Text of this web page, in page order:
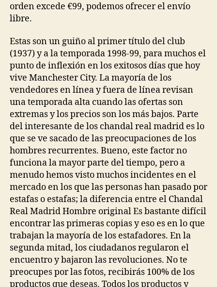
orden excede €99, podemos ofrecer el envío
libre.
Estas son un guiño al primer título del club
(1937) y a la temporada 1998-99, para muchos el
punto de inflexión en los exitosos días que hoy
vive Manchester City. La mayoría de los
vendedores en línea y fuera de línea revisan
una temporada alta cuando las ofertas son
extremas y los precios son los más bajos. Parte
del interesante de los chandal real madrid es lo
que se ve sacado de las preocupaciones de los
hombres recurrentes. Bueno, este factor no
funciona la mayor parte del tiempo, pero a
menudo hemos visto muchos incidentes en el
mercado en los que las personas han pasado por
estafas o estafas; la diferencia entre el Chandal
Real Madrid Hombre original Es bastante difícil
encontrar las primeras copias y eso es en lo que
trabajan la mayoría de los estafadores. En la
segunda mitad, los ciudadanos regularon el
encuentro y bajaron las revoluciones. No te
preocupes por las fotos, recibirás 100% de los
productos que deseas. Todos los productos y